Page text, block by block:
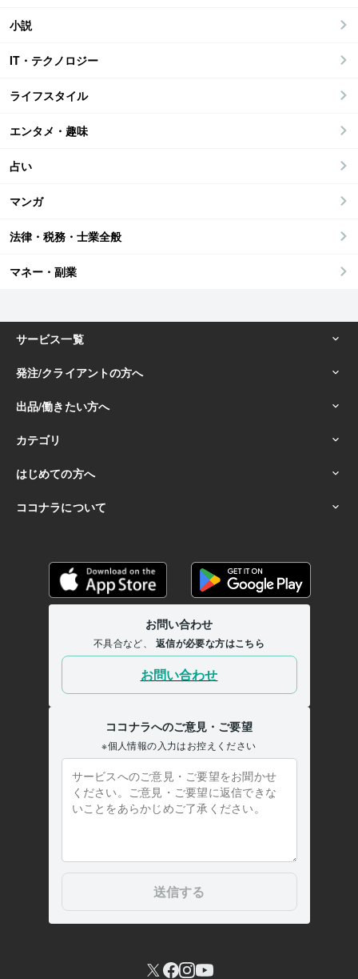
小説
IT・テクノロジー
ライフスタイル
エンタメ・趣味
占い
マンガ
法律・税務・士業全般
マネー・副業